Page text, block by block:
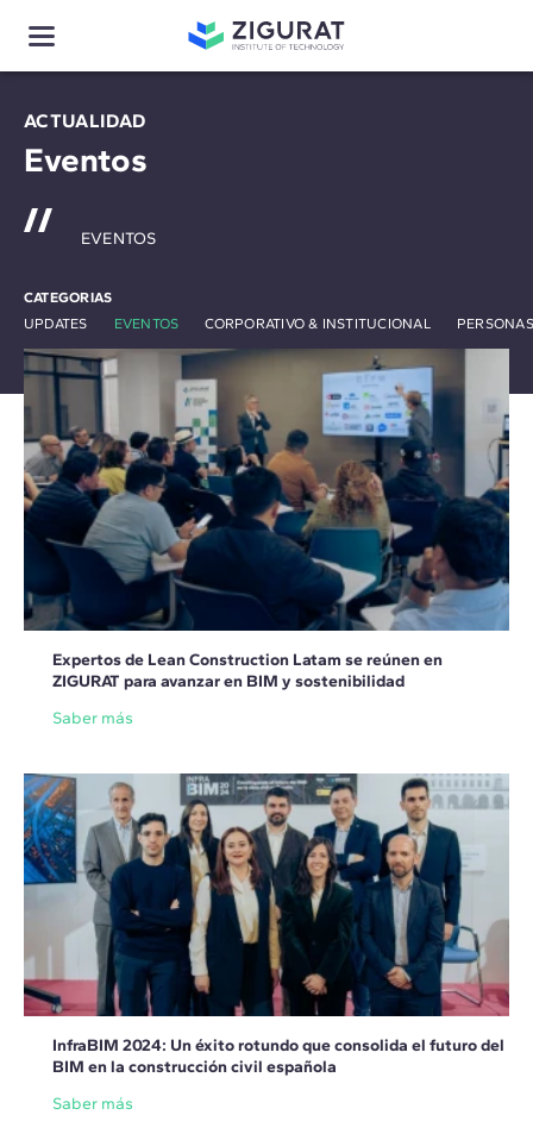
ACTUALIDAD
Eventos
CATEGORIAS
UPDATES
EVENTOS CORPORATIVO & INSTITUCIONAL
EVENTOS
Expertos de Lean Construction Latam se reúnen en
ZIGURAT para avanzar en BIM y sostenibilidad
Saber más
InfraBIM 2024: Un éxito rotundo que consolida el futuro del
BIM en la construcción civil española
Saber más